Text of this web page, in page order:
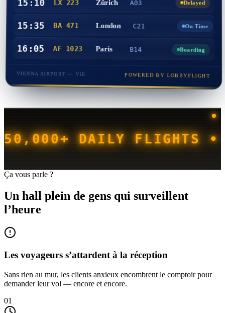
15:10 LX 223 Zürich A03 Delayed
15:35 BA 471 London C21 On Time
16:05 AF 1023 Paris B14 Boarding
VIENNA AIRPORT — VIE POWERED BY LOBBYFLIGHT
50,000+ DAILY FLIGHTS •
Ça vous parle ?
Un hall plein de gens qui surveillent
l’heure
Les voyageurs s’attardent à la réception
Sans rien au mur, les clients anxieux encombrent le comptoir pour
demander leur vol — encore et encore.
01